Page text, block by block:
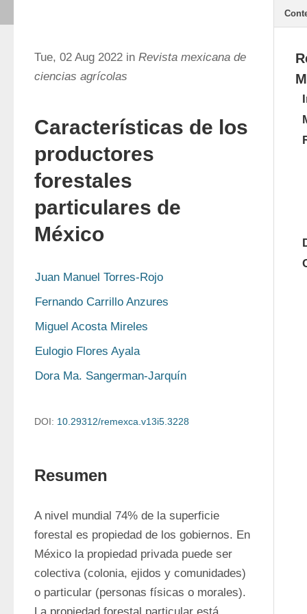
Tue, 02 Aug 2022 in Revista mexicana de
ciencias agrícolas
Características de los
productores
forestales
particulares de
México
Juan Manuel Torres-Rojo
Fernando Carrillo Anzures
Miguel Acosta Mireles
Eulogio Flores Ayala
Dora Ma. Sangerman-Jarquín
DOI: 10.29312/remexca.v13i5.3228
Resumen
A nivel mundial 74% de la superficie
forestal es propiedad de los gobiernos. En
México la propiedad privada puede ser
colectiva (colonia, ejidos y comunidades)
o particular (personas físicas o morales).